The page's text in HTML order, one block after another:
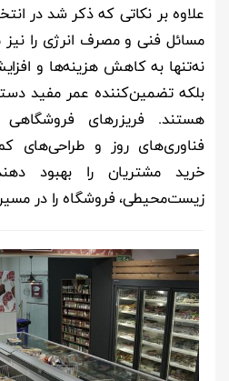
علاوه بر نکاتی که ذکر شد در
مسائل فنی و مصرف انرژی را نیز
نه‌تنها به کاهش هزینه‌ها و
بلکه تضمین‌کننده عمر مفید
هستند. فریزرهای
فناوری‌های روز و طراحی‌های
خرید مشتریان را بهبود
زیست‌محیطی، فروشگاه را در مسیر